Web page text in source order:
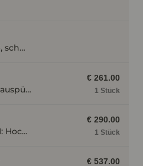
Metallgriff 726, schwarz
SCHOCK: Einbauspüle Formhaus D-100, aus CRISTALITE®, Onyx 87324
€ 261.00
1 Stück
CARLO NOBILI: Hochdruck- Einhebelmischbatterie Live, Mischbatterie, Schwarz matt 17791
€ 290.00
1 Stück
€ 537.00